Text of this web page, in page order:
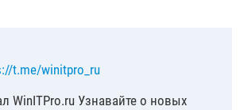
t.me/winitpro_ru
WinITPro.ru Узнавайте о новых